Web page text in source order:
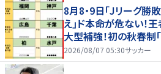
8月8・9日｢Jリーグ勝
え｣ド本命が危ない！
大型補強！初の秋春制
2026/08/07 05:30サッカー